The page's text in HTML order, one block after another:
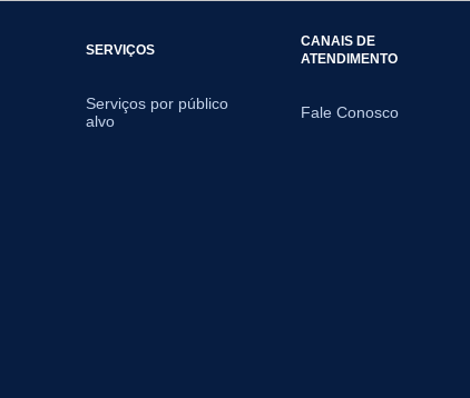
SERVIÇOS
Serviços por público
alvo
CANAIS DE
ATENDIMENTO
Fale Conosco